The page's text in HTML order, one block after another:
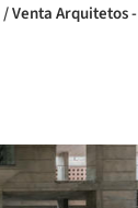
Venta Arquitetos -